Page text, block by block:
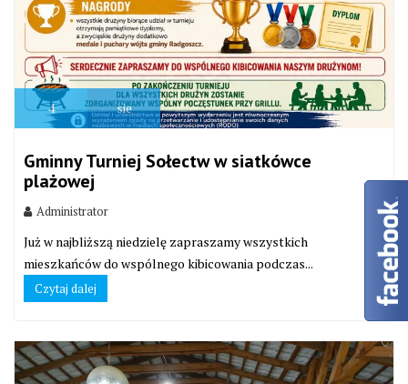
4 sie
Gminny Turniej Sołectw w siatkówce
plażowej
Administrator
Już w najbliższą niedzielę zapraszamy wszystkich
mieszkańców do wspólnego kibicowania podczas...
Czytaj dalej